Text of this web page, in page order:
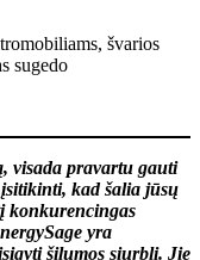
švarios
sugedo
visada pravartu gauti
kad šalia jūsų
konkurencingas
yra
šilumos siurblį. Jie